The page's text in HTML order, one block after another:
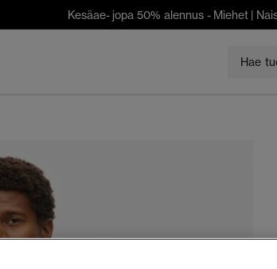
Kesäae- jopa 50% alennus - Miehet |